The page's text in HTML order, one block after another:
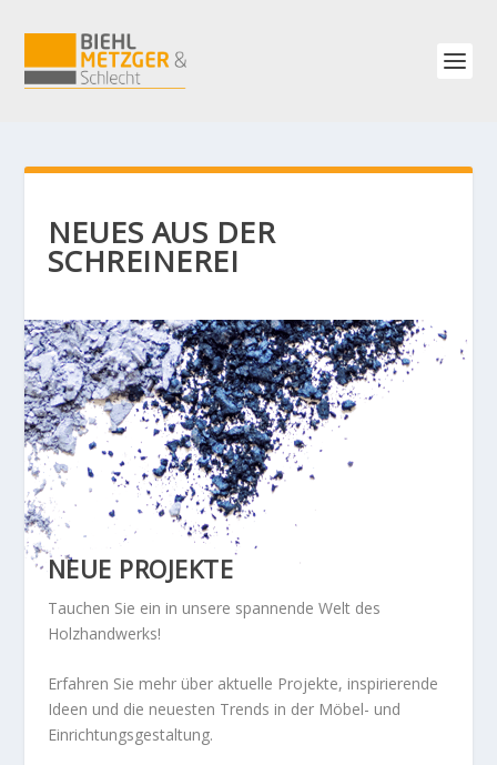
NEUES AUS DER
SCHREINEREI
NEUE PROJEKTE
Tauchen Sie ein in unsere spannende Welt des
Holzhandwerks!
Erfahren Sie mehr über aktuelle Projekte, inspirierende
Ideen und die neuesten Trends in der Möbel- und
Einrichtungsgestaltung.